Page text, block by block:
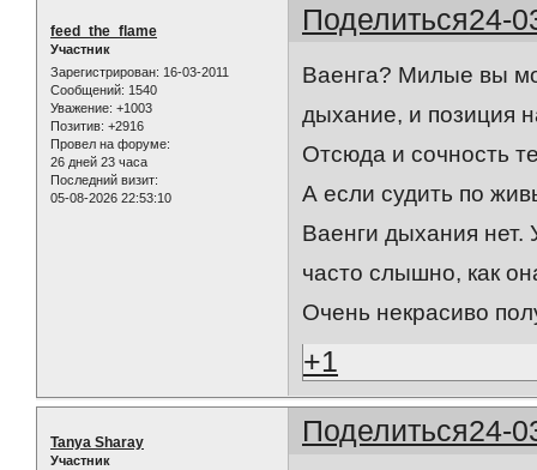
Поделиться24-
feed_the_flame
Участник
Зарегистрирован: 16-03-2011
Сообщений: 1540
Уважение: +1003
Позитив: +2916
Провел на форуме:
26 дней 23 часа
Последний визит:
05-08-2026 22:53:10
Ваенга? Милые вы
дыхание, и позиция
Отсюда и сочность
А если судить по
Ваенги дыхания нет.
часто слышно, как
Очень некрасиво
+1
Поделиться24-
Tanya Sharay
Участник